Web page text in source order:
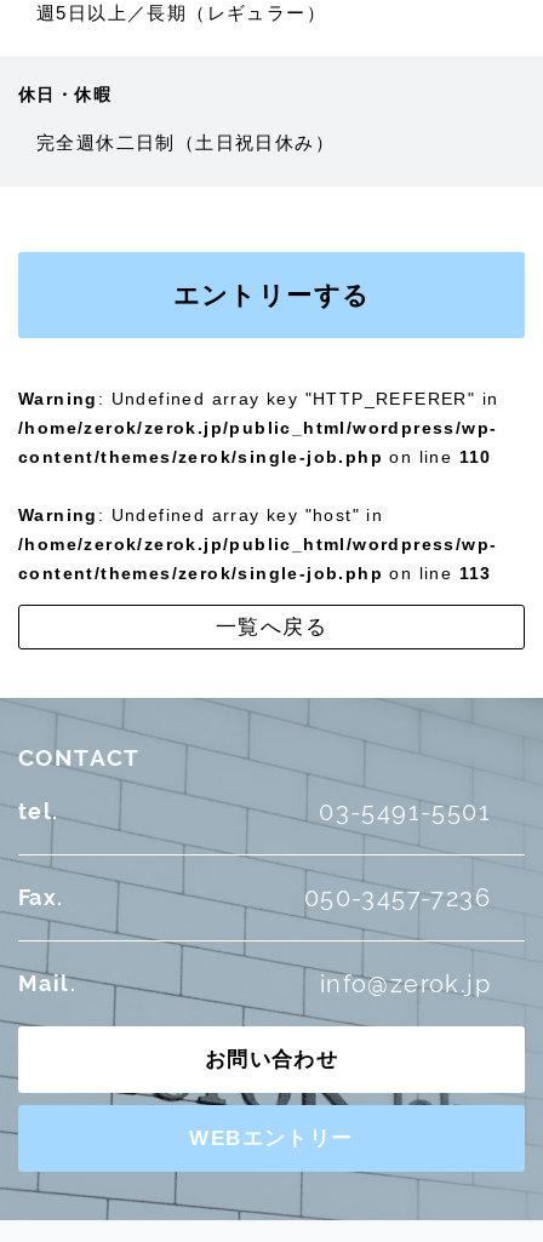
週5日以上／長期（レギュラー）
休日・休暇
完全週休二日制（土日祝日休み）
エントリーする
Warning : Undefined array key "HTTP_REFERER" in
/home/zerok/zerok.jp/public_html/wordpress/wp-
content/themes/zerok/single-job.php on line 110
Warning : Undefined array key "host" in
/home/zerok/zerok.jp/public_html/wordpress/wp-
content/themes/zerok/single-job.php on line 113
一覧へ戻る
CONTACT
tel. 03-5491-5501
Fax. 050-3457-7236
Mail. info@zerok.jp
お問い合わせ
WEBエントリー